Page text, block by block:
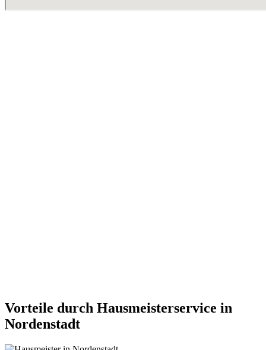
Vorteile durch Hausmeisterservice in
Nordenstadt